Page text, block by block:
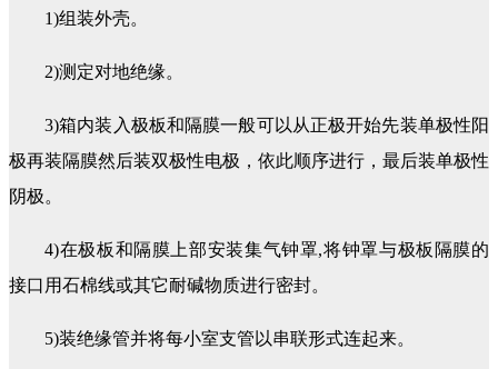
1)组装外壳。
2)测定对地绝缘。
3)箱内装入极板和隔膜一般可以从正极开始先装单极性阳
极再装隔膜然后装双极性电极，依此顺序进行，最后装单极性
阴极。
4)在极板和隔膜上部安装集气钟罩,将钟罩与极板隔膜的
接口用石棉线或其它耐碱物质进行密封。
5)装绝缘管并将每小室支管以串联形式连起来。